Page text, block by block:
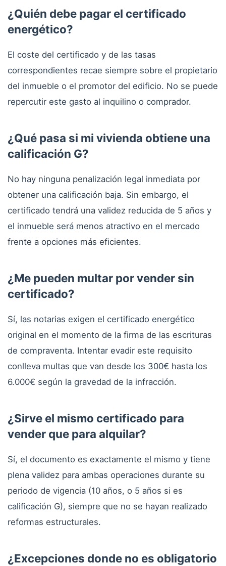
¿Quién debe pagar el certificado
energético?
El coste del certificado y de las tasas
correspondientes recae siempre sobre el propietario
del inmueble o el promotor del edificio. No se puede
repercutir este gasto al inquilino o comprador.
¿Qué pasa si mi vivienda obtiene una
calificación G?
No hay ninguna penalización legal inmediata por
obtener una calificación baja. Sin embargo, el
certificado tendrá una validez reducida de 5 años y
el inmueble será menos atractivo en el mercado
frente a opciones más eficientes.
¿Me pueden multar por vender sin
certificado?
Sí, las notarias exigen el certificado energético
original en el momento de la firma de las escrituras
de compraventa. Intentar evadir este requisito
conlleva multas que van desde los 300€ hasta los
6.000€ según la gravedad de la infracción.
¿Sirve el mismo certificado para
vender que para alquilar?
Sí, el documento es exactamente el mismo y tiene
plena validez para ambas operaciones durante su
periodo de vigencia (10 años, o 5 años si es
calificación G), siempre que no se hayan realizado
reformas estructurales.
¿Excepciones donde no es obligatorio